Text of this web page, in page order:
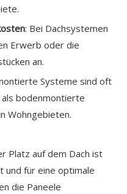
: Bei Dachsystemen
Erwerb oder die
an.
Systeme sind oft
bodenmontierte
Wohngebieten.
Platz auf dem Dach ist
und für eine optimale
die Paneele